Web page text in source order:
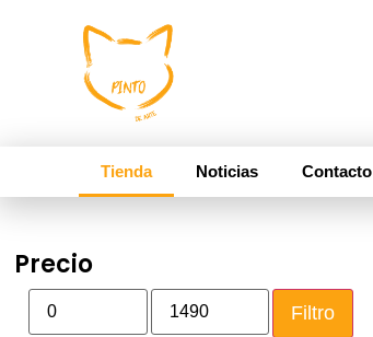
Tienda Noticias Contacto
Precio
Filtro